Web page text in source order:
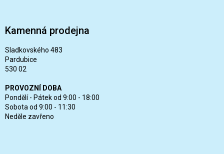
Kamenná prodejna
Sladkovského 483
Pardubice
530 02
PROVOZNÍ DOBA
Pondělí - Pátek od 9:00 - 18:00
Sobota od 9:00 - 11:30
Neděle zavřeno